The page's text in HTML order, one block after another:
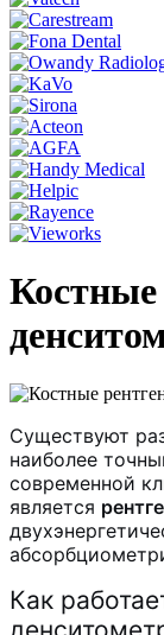
Костные
Существуют
наиболее
современной
является
Как